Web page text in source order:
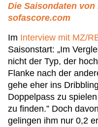
Die Saisondaten
sofascore.com
Im Interview mit MZ/
Saisonstart: „Im
nicht der Typ, der
Flanke nach der
gehe eher ins
Doppelpass zu
zu finden.” Doch
gelingen ihm nur 0,2